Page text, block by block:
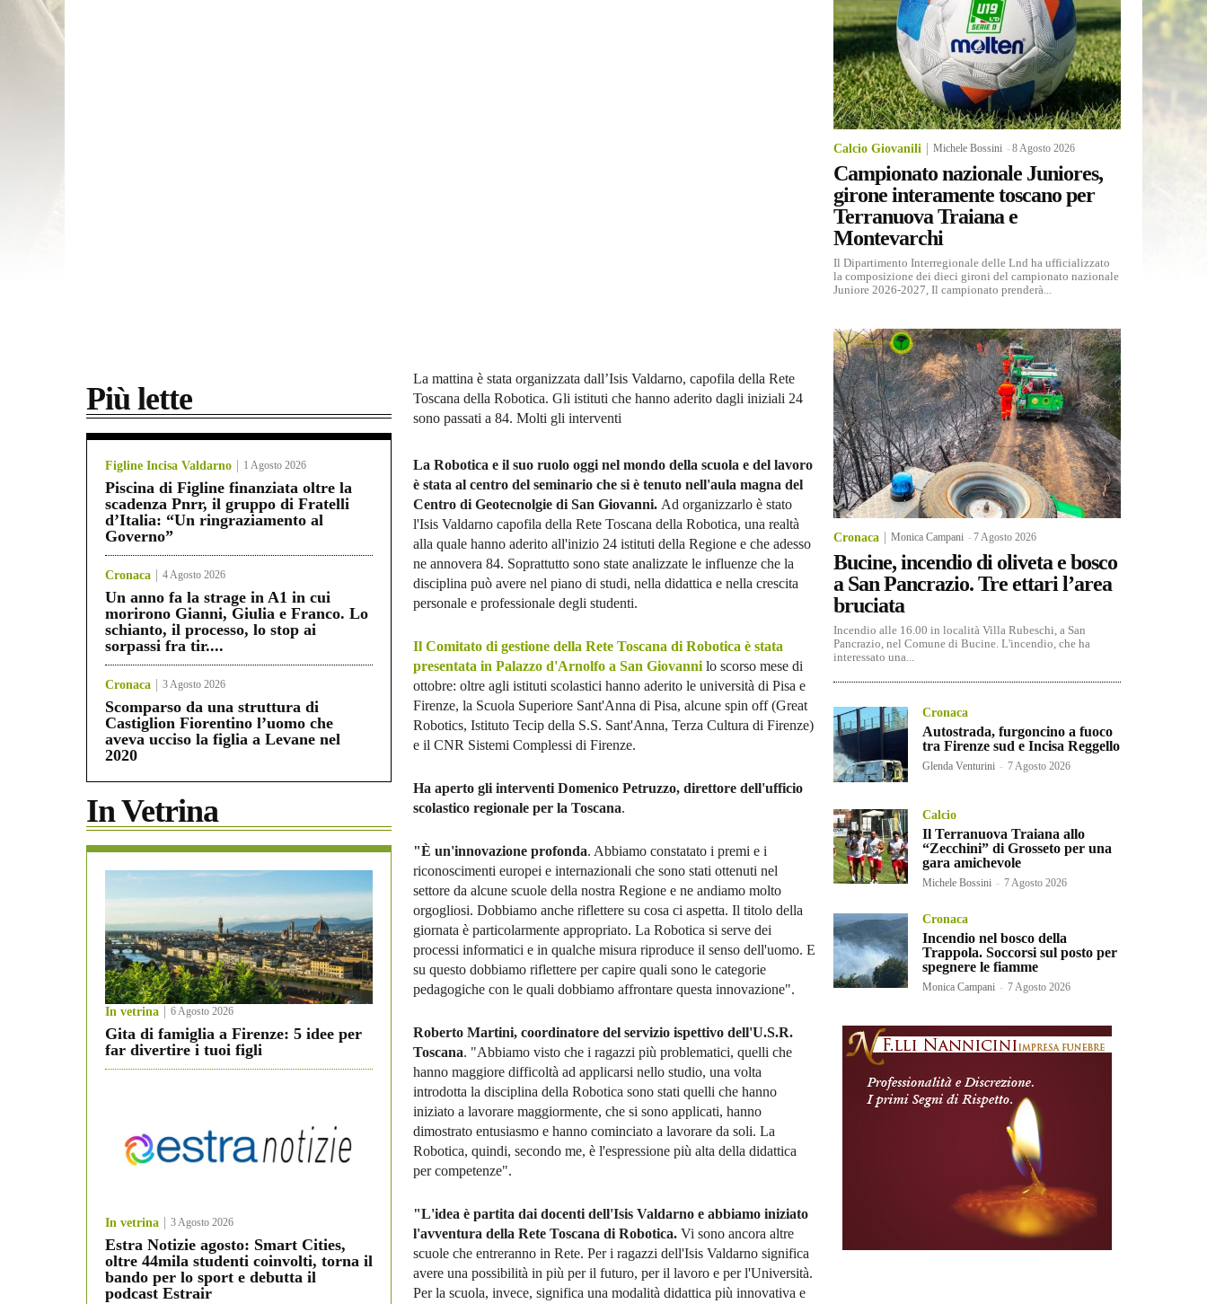
Più lette
Figline Incisa Valdarno 1 Agosto 2026
Piscina di Figline finanziata oltre la
scadenza Pnrr, il gruppo di Fratelli
d’Italia: “Un ringraziamento al
Governo”
Cronaca 4 Agosto 2026
Un anno fa la strage in A1 in cui
morirono Gianni, Giulia e Franco. Lo
schianto, il processo, lo stop ai
sorpassi fra tir....
Cronaca 3 Agosto 2026
Scomparso da una struttura di
Castiglion Fiorentino l’uomo che
aveva ucciso la figlia a Levane nel
2020
In Vetrina
In vetrina 6 Agosto 2026
Gita di famiglia a Firenze: 5 idee per
far divertire i tuoi figli
In vetrina 3 Agosto 2026
Estra Notizie agosto: Smart Cities,
oltre 44mila studenti coinvolti, torna il
bando per lo sport e debutta il
podcast Estrair
La mattina è stata organizzata dall’Isis Valdarno, capofila della Rete
Toscana della Robotica. Gli istituti che hanno aderito dagli iniziali 24
sono passati a 84. Molti gli interventi
La Robotica e il suo ruolo oggi nel mondo della scuola e del lavoro
è stata al centro del seminario che si è tenuto nell'aula magna del
Centro di Geotecnolgie di San Giovanni. Ad organizzarlo è stato
l'Isis Valdarno capofila della Rete Toscana della Robotica, una realtà
alla quale hanno aderito all'inizio 24 istituti della Regione e che adesso
ne annovera 84. Soprattutto sono state analizzate le influenze che la
disciplina può avere nel piano di studi, nella didattica e nella crescita
personale e professionale degli studenti.
Il Comitato di gestione della Rete Toscana di Robotica è stata
presentata in Palazzo d'Arnolfo a San Giovanni lo scorso mese di
ottobre: oltre agli istituti scolastici hanno aderito le università di Pisa e
Firenze, la Scuola Superiore Sant'Anna di Pisa, alcune spin off (Great
Robotics, Istituto Tecip della S.S. Sant'Anna, Terza Cultura di Firenze)
e il CNR Sistemi Complessi di Firenze.
Ha aperto gli interventi Domenico Petruzzo, direttore dell'ufficio
scolastico regionale per la Toscana.
"È un'innovazione profonda. Abbiamo constatato i premi e i
riconoscimenti europei e internazionali che sono stati ottenuti nel
settore da alcune scuole della nostra Regione e ne andiamo molto
orgogliosi. Dobbiamo anche riflettere su cosa ci aspetta. Il titolo della
giornata è particolarmente appropriato. La Robotica si serve dei
processi informatici e in qualche misura riproduce il senso dell'uomo. E
su questo dobbiamo riflettere per capire quali sono le categorie
pedagogiche con le quali dobbiamo affrontare questa innovazione".
Roberto Martini, coordinatore del servizio ispettivo dell'U.S.R.
Toscana. "Abbiamo visto che i ragazzi più problematici, quelli che
hanno maggiore difficoltà ad applicarsi nello studio, una volta
introdotta la disciplina della Robotica sono stati quelli che hanno
iniziato a lavorare maggiormente, che si sono applicati, hanno
dimostrato entusiasmo e hanno cominciato a lavorare da soli. La
Robotica, quindi, secondo me, è l'espressione più alta della didattica
per competenze".
"L'idea è partita dai docenti dell'Isis Valdarno e abbiamo iniziato
l'avventura della Rete Toscana di Robotica. Vi sono ancora altre
scuole che entreranno in Rete. Per i ragazzi dell'Isis Valdarno significa
avere una possibilità in più per il futuro, per il lavoro e per l'Università.
Per la scuola, invece, significa una modalità didattica più innovativa e
Calcio Giovanili Michele Bossini -8 Agosto 2026
Campionato nazionale Juniores,
girone interamente toscano per
Terranuova Traiana e
Montevarchi
Il Dipartimento Interregionale delle Lnd ha ufficializzato
la composizione dei dieci gironi del campionato nazionale
Juniore 2026-2027, Il campionato prenderà...
Cronaca Monica Campani -7 Agosto 2026
Bucine, incendio di oliveta e bosco
a San Pancrazio. Tre ettari l’area
bruciata
Incendio alle 16.00 in località Villa Rubeschi, a San
Pancrazio, nel Comune di Bucine. L'incendio, che ha
interessato una...
Cronaca
Autostrada, furgoncino a fuoco
tra Firenze sud e Incisa Reggello
Glenda Venturini - 7 Agosto 2026
Calcio
Il Terranuova Traiana allo
“Zecchini” di Grosseto per una
gara amichevole
Michele Bossini - 7 Agosto 2026
Cronaca
Incendio nel bosco della
Trappola. Soccorsi sul posto per
spegnere le fiamme
Monica Campani - 7 Agosto 2026